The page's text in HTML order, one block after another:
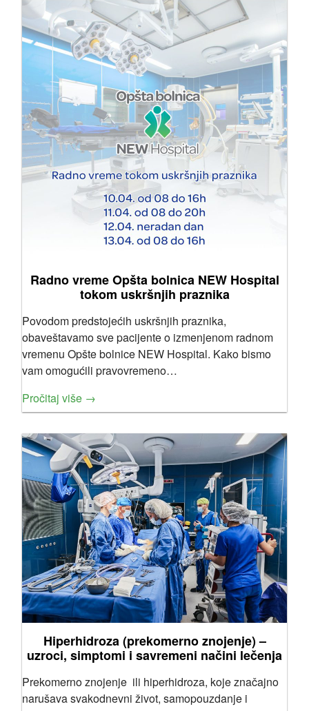
Radno vreme Opšta bolnica NEW Hospital
tokom uskršnjih praznika
Povodom predstojećih uskršnjih praznika,
obaveštavamo sve pacijente o izmenjenom radnom
vremenu Opšte bolnice NEW Hospital. Kako bismo
vam omogućili pravovremeno…
Pročitaj više →
Hiperhidroza (prekomerno znojenje) –
uzroci, simptomi i savremeni načini lečenja
Prekomerno znojenje ili hiperhidroza, koje značajno
narušava svakodnevni život, samopouzdanje i